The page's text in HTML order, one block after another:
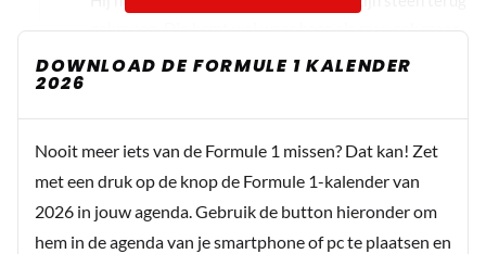
gekropen. Die komt wel weer hoor als max ook maar
1 misstapje maakt is hij er als de kippen bij.
willem H
3 november 2024 18:54
Vergeet joop niet
Sientje
DOWNLOAD DE FORMULE 1 KALENDER
2026
Nooit meer iets van de Formule 1 missen? Dat kan! Zet
met een druk op de knop de Formule 1-kalender van
2026 in jouw agenda. Gebruik de button hieronder om
hem in de agenda van je smartphone of pc te plaatsen en